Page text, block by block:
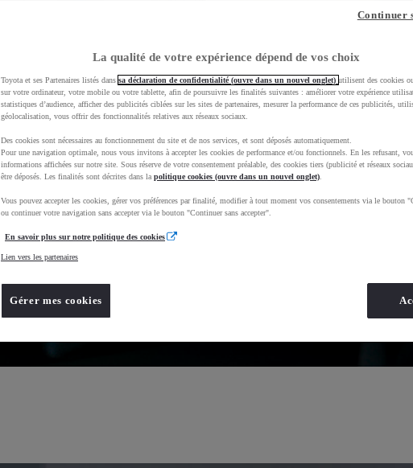
La qualité de votre expérience dépend de vos choix
Toyota et ses Partenaires listés dans sa déclaration de confidentialité (ouvre dans un nouvel onglet) utilisent des cookies
sur votre ordinateur, votre mobile ou votre tablette, afin de poursuivre les finalités suivantes : améliorer votre expérience
statistiques d’audience, afficher des publicités ciblées sur les sites de partenaires, mesurer la performance de ces publicités,
géolocalisation, vous offrir des fonctionnalités relatives aux réseaux sociaux.
Des cookies sont nécessaires au fonctionnement du site et de nos services, et sont déposés automatiquement.
Pour une navigation optimale, nous vous invitons à accepter les cookies de performance et/ou fonctionnels. En les refusant,
informations affichées sur notre site. Sous réserve de votre consentement préalable, des cookies tiers (publicité et réseaux
être déposés. Les finalités sont décrites dans la politique cookies (ouvre dans un nouvel onglet)
Vous pouvez accepter les cookies, gérer vos préférences par finalité, modifier à tout moment vos consentements via le bouton
ou continuer votre navigation sans accepter via le bouton "Continuer sans accepter".
En savoir plus sur notre politique des cookies
Lien vers les partenaires
Gérer mes cookies
Continuer